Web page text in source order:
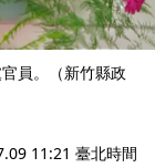
員。（新竹縣政
11:21 臺北時間